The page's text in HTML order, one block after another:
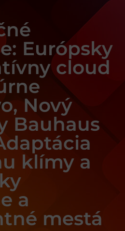
Európsky
cloud
Nový
Bauhaus
klímy a
a
mestá